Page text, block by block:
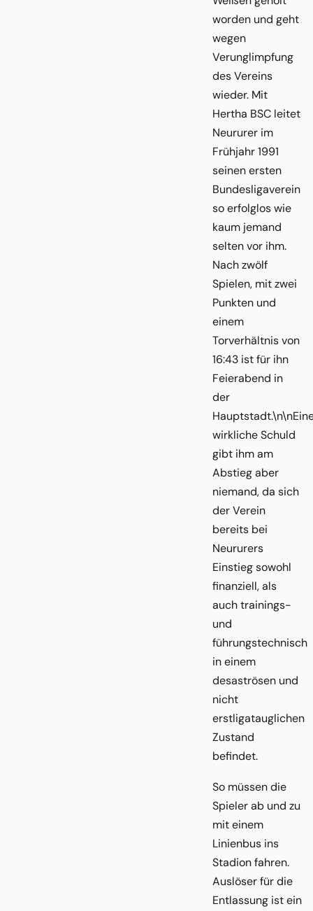
worden und geht
wegen
Verunglimpfung
des Vereins
wieder. Mit
Hertha BSC leitet
Neururer im
Frühjahr 1991
seinen ersten
Bundesligaverein
so erfolglos wie
kaum jemand
selten vor ihm.
Nach zwölf
Spielen, mit zwei
Punkten und
einem
Torverhältnis von
16:43 ist für ihn
Feierabend in
der
wirkliche Schuld
gibt ihm am
Abstieg aber
niemand, da sich
der Verein
bereits bei
Neururers
Einstieg sowohl
finanziell, als
auch trainings-
und
führungstechnisch
in einem
desaströsen und
nicht
erstligatauglichen
Zustand
befindet.
So müssen die
Spieler ab und zu
mit einem
Linienbus ins
Stadion fahren.
Auslöser für die
Entlassung ist ein